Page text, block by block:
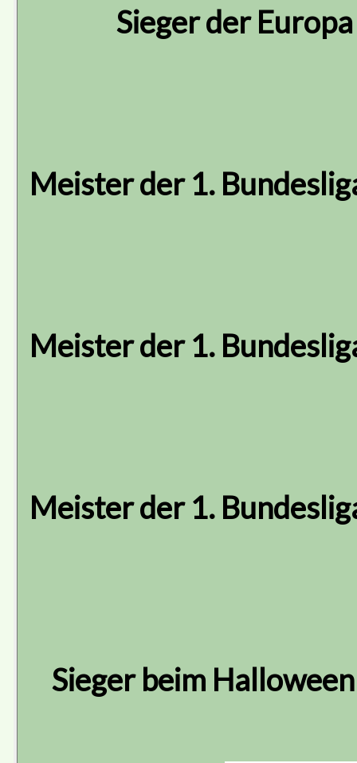
Sieger der
Meister der 1.
Meister der 1.
Meister der 1.
Sieger beim